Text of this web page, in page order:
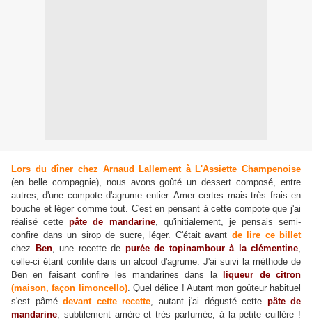
Lors du dîner chez Arnaud Lallement à L'Assiette Champenoise
(en belle compagnie), nous avons goûté un dessert composé, entre
autres, d'une compote d'agrume entier. Amer certes mais très frais en
bouche et léger comme tout. C'est en pensant à cette compote que j'ai
réalisé cettepâte de mandarine, qu'initialement, je pensais semi-
confire dans un sirop de sucre, léger. C'était avant de lire ce billet
chez
Ben, une recette de purée de topinambour à la clémentine,
celle-ci étant confite dans un alcool d'agrume. J'ai suivi la méthode de
Ben en faisant confire les mandarines dans la
liqueur de citron
(maison, façon limoncello). Quel délice ! Autant mon goûteur habituel
s'est pâmé devant cette recette, autant j'ai dégusté cette pâte de
mandarine, subtilement amère et très parfumée, à la petite cuillère !